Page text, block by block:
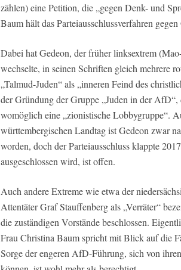
zählen) eine Petition, die „gegen Denk- und
Baum hält das Parteiausschlussverfahren
Dabei hat Gedeon, der früher linksextrem
wechselte, in seinen Schriften gleich mehrere
„Talmud-Juden“ als „inneren Feind des
der Gründung der Gruppe „Juden in der AfD“,
womöglich eine „zionistische Lobbygruppe“.
württembergischen Landtag ist Gedeon zwar
worden, doch der Parteiausschluss klappte
ausgeschlossen wird, ist offen.
Auch andere Extreme wie etwa der
Attentäter Graf Stauffenberg als „Verräter“
die zuständigen Vorstände beschlossen.
Frau Christina Baum spricht mit Blick auf die
Sorge der engeren AfD-Führung, sich von